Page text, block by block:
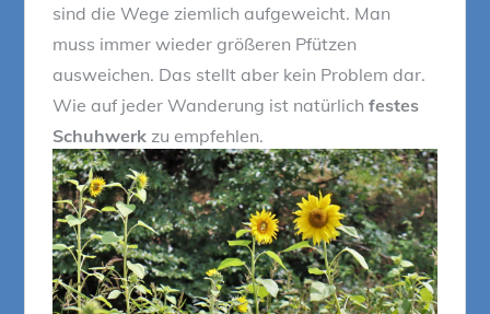
sind die Wege ziemlich aufgeweicht. Man
muss immer wieder größeren Pfützen
ausweichen. Das stellt aber kein Problem dar.
Wie auf jeder Wanderung ist natürlichfestes
Schuhwerk zu empfehlen.